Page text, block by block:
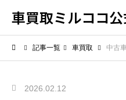
車買取ミルココ
記事一覧 車買取 中古
2026.02.12